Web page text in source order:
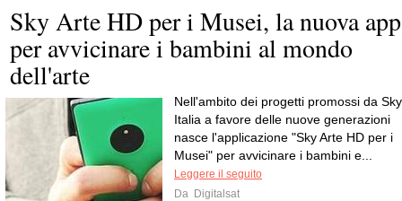
Sky Arte HD per i Musei, la nuova app
per avvicinare i bambini al mondo
dell'arte
Nell'ambito dei progetti promossi da Sky
Italia a favore delle nuove generazioni
nasce l'applicazione "Sky Arte HD per i
Musei" per avvicinare i bambini e...
Leggere il seguito
Da Digitalsat